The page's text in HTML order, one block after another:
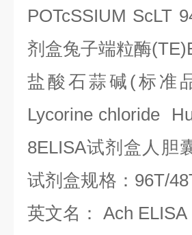
POTcSSIUM ScLT
剂盒兔子端粒酶
盐酸石蒜碱 (标准
Lycorine chloride
8ELISA试剂盒人胆
试剂盒规格： 96T/
英文名： Ach ELISA